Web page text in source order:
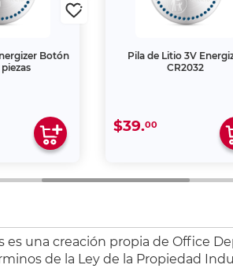
Botón
Pila de Litio 3V
CR2032
$39.00
una creación propia de Office
de la Ley de la Propiedad